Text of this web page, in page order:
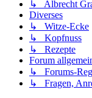
↳ Albrecht
Diverses
↳ Witze-Ecke
↳ Kopfnuss
↳ Rezepte
Forum
↳ Forums-
↳ Fragen,